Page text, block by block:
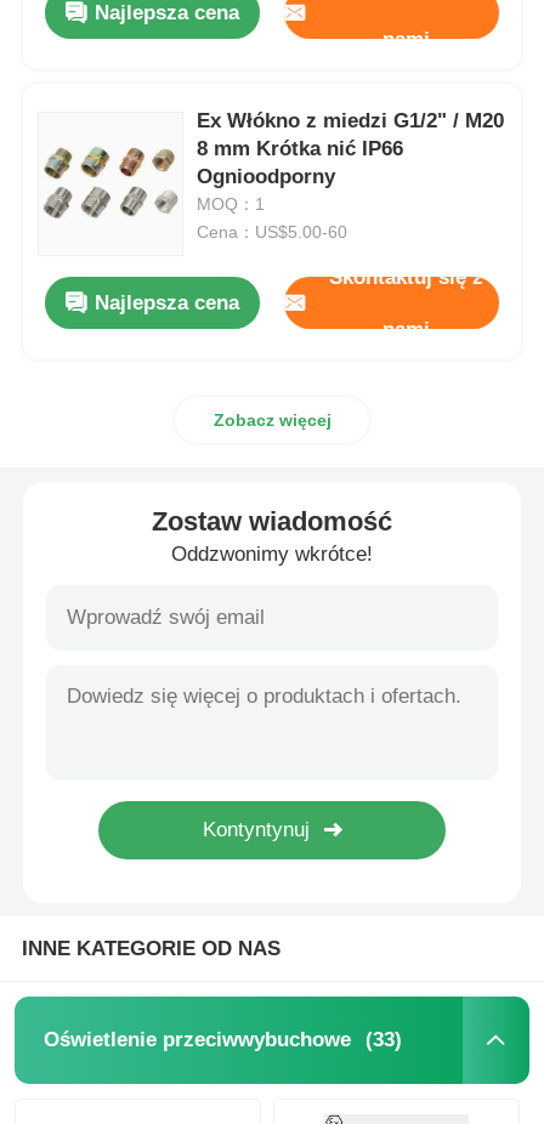
Produkty
Najlepsza cena
nami
Ex Włókno z miedzi G1/2" / M20
8 mm Krótka nić IP66
Ognioodporny
MOQ：1
Cena：US$5.00-60
Najlepsza cena
Skontaktuj się z
nami
Zobacz więcej
Zostaw wiadomość
Oddzwonimy wkrótce!
INNE KATEGORIE OD NAS
Oświetlenie przeciwwybuchowe (33)